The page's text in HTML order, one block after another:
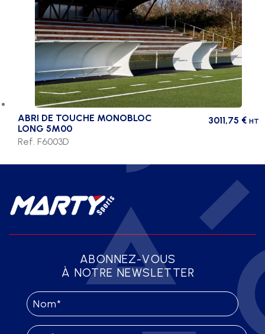
ABRI DE TOUCHE MONOBLOC
LONG 5M00
3011,75 € HT
Ref. F6003D
ABONNEZ-VOUS
À NOTRE NEWSLETTER